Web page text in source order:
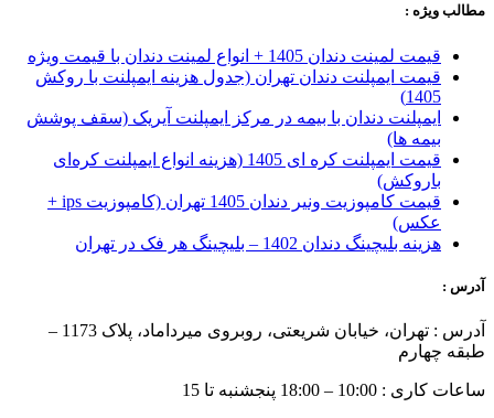
مطالب ویژه :
قیمت لمینت دندان 1405 + انواع لمینت دندان با قیمت ویژه
قیمت ایمپلنت دندان تهران (جدول هزینه ایمپلنت با روکش
1405)
ایمپلنت دندان با بیمه در مرکز ایمپلنت آیریک (سقف پوشش
بیمه ها)
قیمت ایمپلنت کره ای‌ 1405 (هزینه انواع ایمپلنت کره‌ای
با‌روکش)
قیمت کامپوزیت ونیر دندان 1405 تهران (کامپوزیت ips +
عکس)
هزینه بلیچینگ دندان 1402 – بلیچینگ هر فک در تهران
آدرس :
آدرس : تهران، خیابان شریعتی، روبروی میرداماد، پلاک 1173 –
طبقه چهارم
ساعات کاری : 10:00 – 18:00 پنجشنبه تا 15